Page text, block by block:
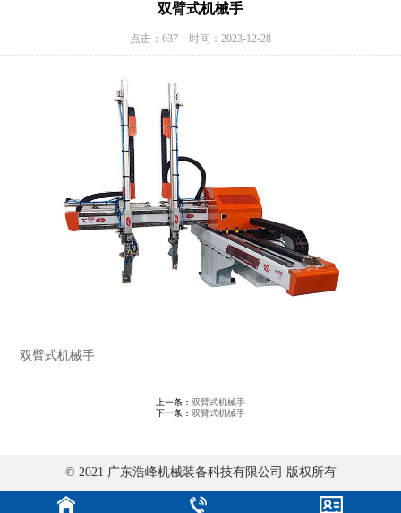
双臂式机械手
点击：637 时间：2023-12-28
双臂式机械手
上一条： 双臂式机械手
下一条： 双臂式机械手
© 2021 广东浩峰机械装备科技有限公司 版权所有